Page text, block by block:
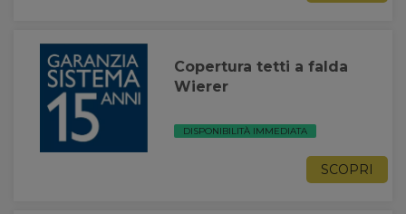
Copertura tetti a falda
Wierer
DISPONIBILITÀ IMMEDIATA
SCOPRI